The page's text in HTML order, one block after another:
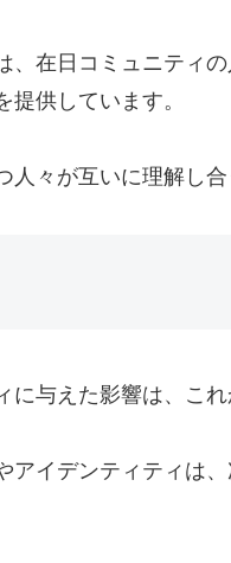
、在日コミュニティ
供しています。
々が互いに理解し
与えた影響は、これ
アイデンティティは